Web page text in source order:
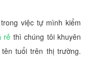
việc tự mình kiểm
rẻ thì chúng tôi khuyên
tuổi trên thị trường.